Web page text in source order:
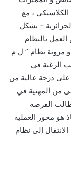
الكلاسيكي ، مع
– بشكل
بالنظام
مرونة نظام ” ل م
الرغبة في
على درجة عالية من
من المهنية في
الفرصة
هو محور العملية
إلى نظام